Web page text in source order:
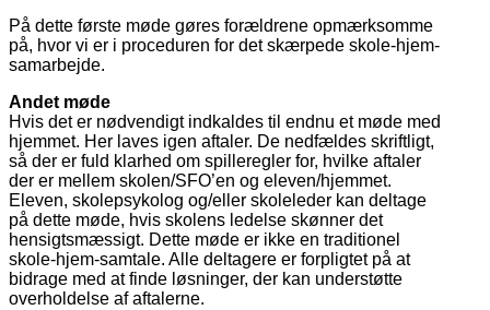
På dette første møde gøres forældrene opmærksomme
på, hvor vi er i proceduren for det skærpede skole-hjem-
samarbejde.
Andet møde
Hvis det er nødvendigt indkaldes til endnu et møde med
hjemmet. Her laves igen aftaler. De nedfældes skriftligt,
så der er fuld klarhed om spilleregler for, hvilke aftaler
der er mellem skolen/SFO’en og eleven/hjemmet.
Eleven, skolepsykolog og/eller skoleleder kan deltage
på dette møde, hvis skolens ledelse skønner det
hensigtsmæssigt. Dette møde er ikke en traditionel
skole-hjem-samtale. Alle deltagere er forpligtet på at
bidrage med at finde løsninger, der kan understøtte
overholdelse af aftalerne.